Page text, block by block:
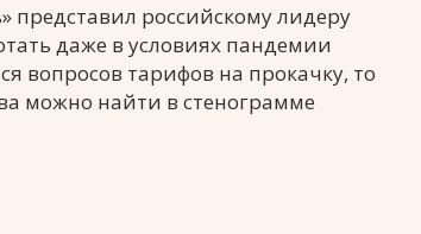
представил российскому лидеру
даже в условиях пандемии
вопросов тарифов на прокачку, то
можно найти в стенограмме